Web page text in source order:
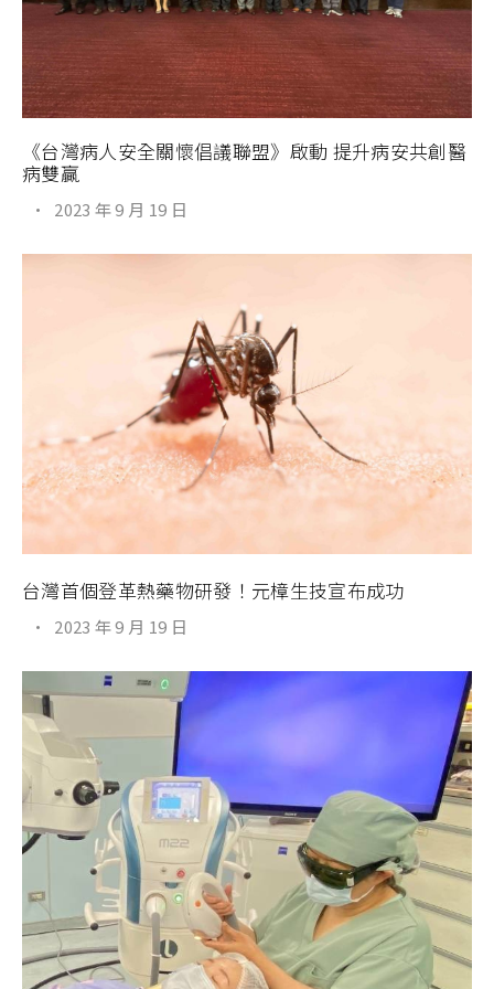
《台灣病人安全關懷倡議聯盟》啟動 提升病安共創醫
病雙贏
· 2023 年 9 月 19 日
台灣首個登革熱藥物研發！元樟生技宣布成功
· 2023 年 9 月 19 日